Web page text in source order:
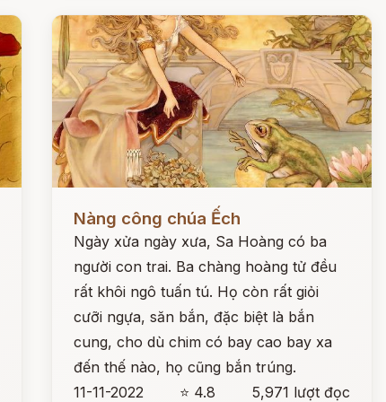
Nàng công chúa Ếch
Ngày xửa ngày xưa, Sa Hoàng có ba
người con trai. Ba chàng hoàng tử đều
rất khôi ngô tuấn tú. Họ còn rất giỏi
cưỡi ngựa, săn bắn, đặc biệt là bắn
cung, cho dù chim có bay cao bay xa
đến thế nào, họ cũng bắn trúng.
11-11-2022
⭐ 4.8
5,971 lượt đọc